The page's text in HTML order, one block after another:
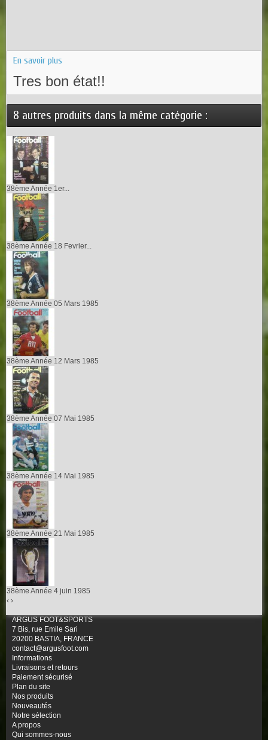
En savoir plus
Tres bon état!!
8 autres produits dans la même catégorie :
38ème Année 1er...
38ème Année 18 Fevrier...
38ème Année 05 Mars 1985
38ème Année 12 Mars 1985
38ème Année 07 Mai 1985
38ème Année 14 Mai 1985
38ème Année 21 Mai 1985
38ème Année 4 juin 1985
‹ ›
ARGUS FOOT&SPORTS
7 Bis, rue Emile Sari
20200 BASTIA, FRANCE
contact@argusfoot.com
Informations
Livraisons et retours
Paiement sécurisé
Plan du site
Nos produits
Nouveautés
Notre sélection
A propos
Qui sommes-nous